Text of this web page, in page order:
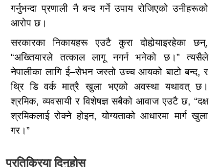
गर्नुभन्दा प्रणाली नै बन्द गर्ने उपाय रोजिएको उनीहरूको
आरोप छ।
सरकारका निकायहरू एउटै कुरा दोहोर्‍याइरहेका छन्,
“अख्तियारले तत्काल लागू नगर्न भनेको छ।” त्यसैले
नेपालीका लागि ई–सेभन जस्तो उच्च आयको बाटो बन्द, र
थ्रि डि वर्क मात्रै खुला भएको अवस्था यथावत् छ।
श्रमिक, व्यवसायी र विशेषज्ञ सबैको आवाज एउटै छ, “दक्ष
श्रमिकलाई रोक्ने होइन, योग्यताको आधारमा मार्ग खुला
गर।”
प्रतिक्रिया दिनुहोस